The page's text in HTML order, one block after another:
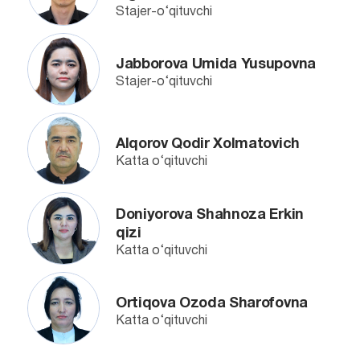
Stajer-o‘qituvchi
Jabborova Umida Yusupovna
Stajer-o‘qituvchi
Alqorov Qodir Xolmatovich
Katta o‘qituvchi
Doniyorova Shahnoza Erkin
qizi
Katta o‘qituvchi
Ortiqova Ozoda Sharofovna
Katta o‘qituvchi